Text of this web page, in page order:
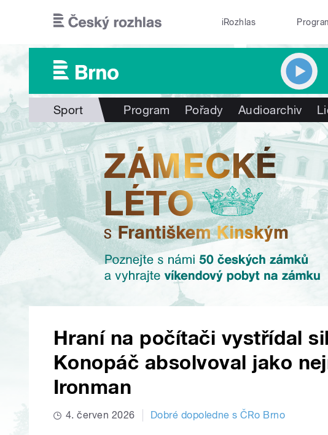
iRozhlas
Sport Program Pořady Audioarchiv
Hraní na počítači vystřídal
Konopáč absolvoval jako
Ironman
4. červen 2026 Dobré dopoledne s ČRo Brno